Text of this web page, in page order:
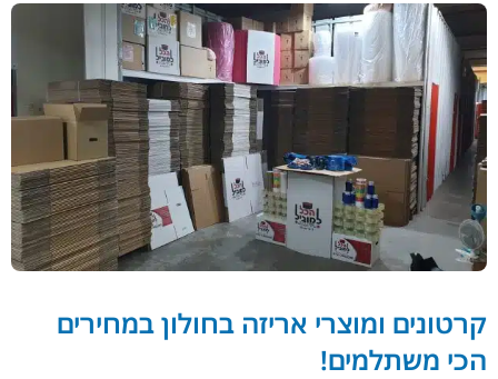
קרטונים ומוצרי אריזה בחולון במחירים
הכי משתלמים!